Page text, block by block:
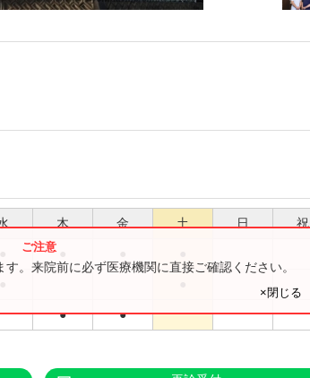
木 金 土 日 祝
● ●
。来院前に必ず医療機関に直接ご確認ください。
×閉じる